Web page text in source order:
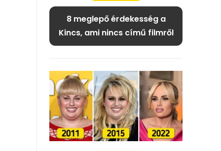
8 meglepő érdekesség a
Kincs, ami nincs című filmről